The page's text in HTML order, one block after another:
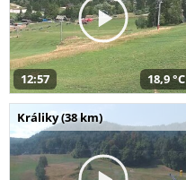
12:57 18,9 °C
Králiky (38 km)